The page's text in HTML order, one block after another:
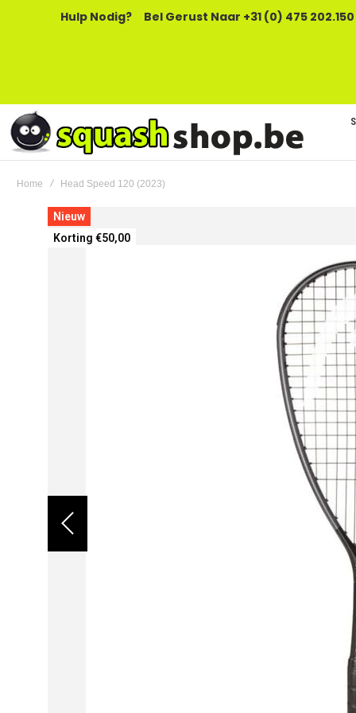
Hulp Nodig? Bel Gerust Naar +31 (0) 475
Home Head Speed 120 (2023)
Ga
naar
het
Nieuw
Korting €50,00